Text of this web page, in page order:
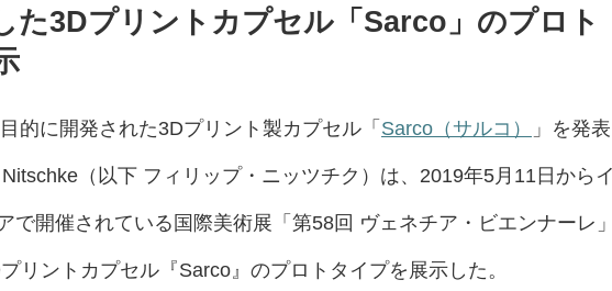
た3Dプリントカプセル「Sarco」のプロト
的に開発された3Dプリント製カプセル「 Sarco（サルコ） 」を発表
（以下 フィリップ・ニッツチク）は、2019年5月11日から
で開催されている国際美術展「第58回 ヴェネチア・ビエンナーレ
リントカプセル『Sarco』のプロトタイプを展示した。